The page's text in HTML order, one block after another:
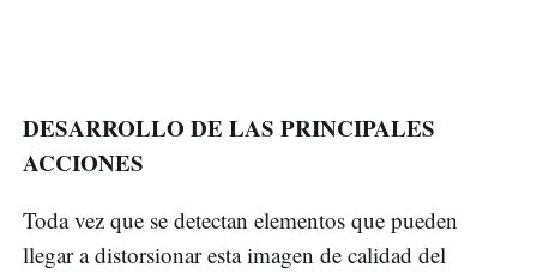
DESARROLLO DE LAS PRINCIPALES
ACCIONES
Toda vez que se detectan elementos que pueden
llegar a distorsionar esta imagen de calidad del